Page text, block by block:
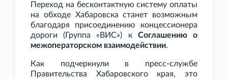
Переход на бесконтактную систему оплаты
на обходе Хабаровска станет возможным
благодаря присоединению концессионера
дороги (Группа «ВИС») к Соглашению о
межоператорском взаимодействии.
Как подчеркнули в пресс-службе
Правительства Хабаровского края, это